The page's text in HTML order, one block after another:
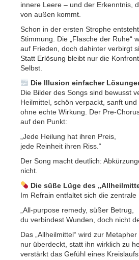
innere Leere – und der Erkenntnis,
von außen kommt.
Schon in der ersten Strophe
Stimmung. Die „Flasche der Ruhe“
auf Frieden, doch dahinter verbirgt
Statt Erlösung bleibt nur die
Selbst.
Die Illusion einfacher
Die Bilder des Songs sind bewusst
Heilmittel, schön verpackt, sanft
ohne echte Wirkung. Der Pre-
auf den Punkt:
„Jede Heilung hat ihren Preis,
jede Reinheit ihren Riss.“
Der Song macht deutlich:
nicht.
Die süße Lüge des
Im Refrain entfaltet sich die zentrale
„All-purpose remedy, süßer Betrug,
du verbindest Wunden, doch nicht
Das „Allheilmittel“ wird zur
nur überdeckt, statt ihn wirklich zu
verstärkt das Gefühl eines